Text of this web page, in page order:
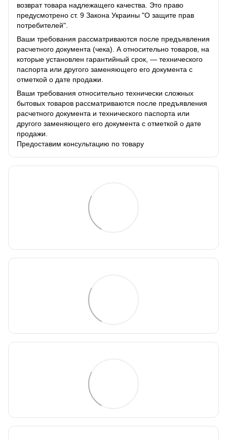
возврат товара надлежащего качества. Это право
предусмотрено ст. 9 Закона Украины "О защите прав
потребителей".
Ваши требования рассматриваются после предъявления
расчетного документа (чека). А относительно товаров, на
которые установлен гарантийный срок, — технического
паспорта или другого заменяющего его документа с
отметкой о дате продажи.
Ваши требования относительно технически сложных
бытовых товаров рассматриваются после предъявления
расчетного документа и технического паспорта или
другого заменяющего его документа с отметкой о дате
продажи.
Предоставим консультацию по товару